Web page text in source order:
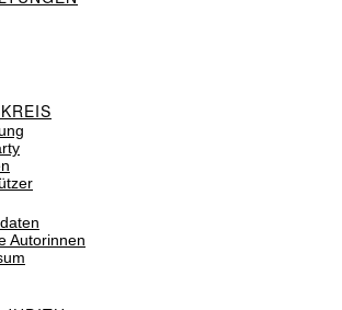
Autorinnen